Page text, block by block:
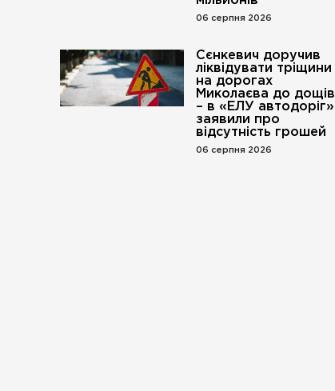
06 серпня 2026
Сєнкевич доручив
ліквідувати тріщини
на дорогах
Миколаєва до дощів
– в «ЕЛУ автодоріг»
заявили про
відсутність грошей
06 серпня 2026